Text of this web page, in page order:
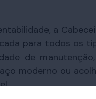
a
para todos os
de
moderno ou